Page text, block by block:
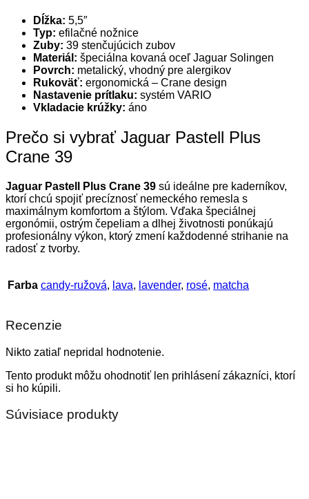
Dĺžka: 5,5″
Typ: efilačné nožnice
Zuby: 39 stenčujúcich zubov
Materiál: špeciálna kovaná oceľ Jaguar Solingen
Povrch: metalický, vhodný pre alergikov
Rukoväť: ergonomická – Crane design
Nastavenie prítlaku: systém VARIO
Vkladacie krúžky: áno
Prečo si vybrať Jaguar Pastell Plus
Crane 39
Jaguar Pastell Plus Crane 39 sú ideálne pre kaderníkov,
ktorí chcú spojiť precíznosť nemeckého remesla s
maximálnym komfortom a štýlom. Vďaka špeciálnej
ergonómii, ostrým čepeliam a dlhej životnosti ponúkajú
profesionálny výkon, ktorý zmení každodenné strihanie na
radosť z tvorby.
Farba candy-ružová, lava, lavender, rosé, matcha
Recenzie
Nikto zatiaľ nepridal hodnotenie.
Tento produkt môžu ohodnotiť len prihlásení zákazníci, ktorí
si ho kúpili.
Súvisiace produkty